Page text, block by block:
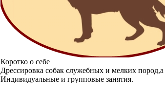
Коротко о себе
Дрессировка собак служебных и мелких
Индивидуальные и групповые занятия.